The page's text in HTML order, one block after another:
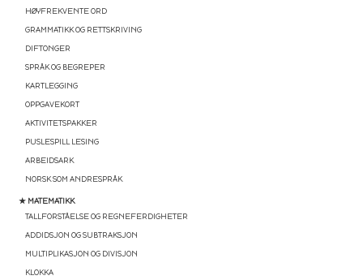
HØYFREKVENTE ORD
GRAMMATIKK OG RETTSKRIVING
DIFTONGER
SPRÅK OG BEGREPER
KARTLEGGING
OPPGAVEKORT
AKTIVITETSPAKKER
PUSLESPILL LESING
ARBEIDSARK
NORSK SOM ANDRESPRÅK
★ MATEMATIKK
TALLFORSTÅELSE OG REGNEFERDIGHETER
ADDIDSJON OG SUBTRAKSJON
MULTIPLIKASJON OG DIVISJON
KLOKKA